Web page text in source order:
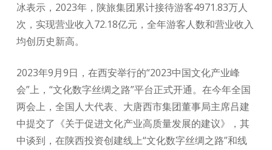
冰表示，2023年，陕旅集团累计接待游客4971.83万人
次，实现营业收入72.18亿元，全年游客人数和营业收入
均创历史新高。
2023年9月9日，在西安举行的“2023中国文化产业峰
会”上，“文化数字丝绸之路”平台正式开通。在今年全国
两会上，全国人大代表、大唐西市集团董事局主席吕建
中提交了《关于促进文化产业高质量发展的建议》，其
中谈到，在陕西投资创建线上“文化数字丝绸之路”和线